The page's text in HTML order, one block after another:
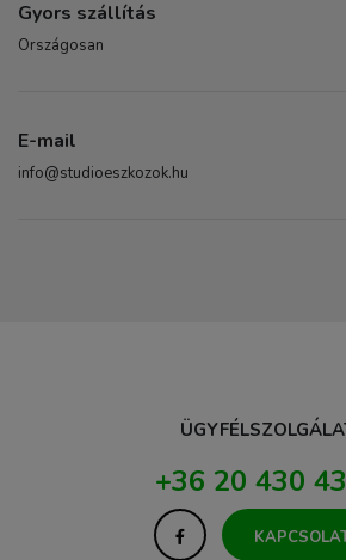
Gyors szállítás
Országosan
E-mail
info@studioeszkozok.hu
+36 20 430